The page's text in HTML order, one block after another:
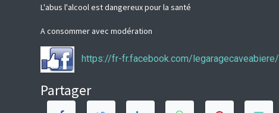
L'abus l'alcool est dangereux pour la santé
A consommer avec modération
https://fr-fr.facebook.com/legaragecaveabiere/
Partager